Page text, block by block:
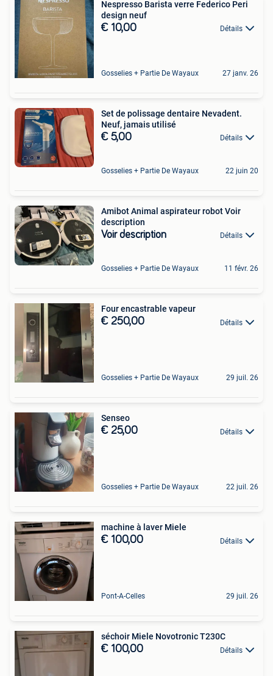
Nespresso Barista verre Federico Peri
design neuf
€ 10,00 Détails
Gosselies + Partie De Wayaux 27 janv. 26
Set de polissage dentaire Nevadent.
Neuf, jamais utilisé
€ 5,00 Détails
Gosselies + Partie De Wayaux 22 juin 20
Amibot Animal aspirateur robot Voir
description
Voir description Détails
Gosselies + Partie De Wayaux 11 févr. 26
Four encastrable vapeur
€ 250,00 Détails
Gosselies + Partie De Wayaux 29 juil. 26
Senseo
€ 25,00 Détails
Gosselies + Partie De Wayaux 22 juil. 26
machine à laver Miele
€ 100,00 Détails
Pont-A-Celles 29 juil. 26
séchoir Miele Novotronic T230C
€ 100,00 Détails